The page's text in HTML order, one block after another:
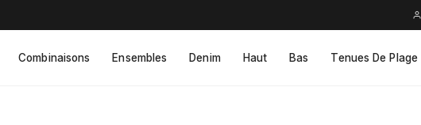
Combinaisons Ensembles Denim Haut Bas Tenues De Plage